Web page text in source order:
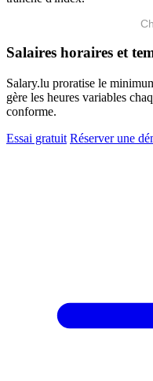
Salaires horaires et
Salary.lu proratise le
gère les heures variables
conforme.
Essai gratuit Réserver une